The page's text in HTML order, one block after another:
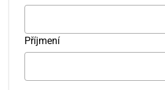
Příjmení